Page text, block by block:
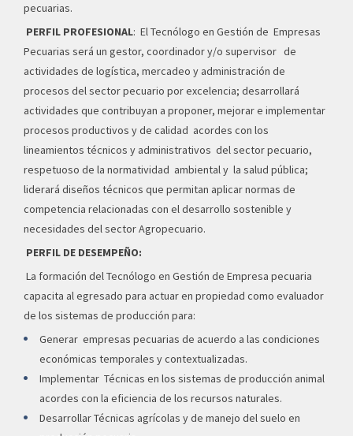
pecuarias.
PERFIL PROFESIONAL: El Tecnólogo en Gestión de Empresas
Pecuarias será un gestor, coordinador y/o supervisor de
actividades de logística, mercadeo y administración de
procesos del sector pecuario por excelencia; desarrollará
actividades que contribuyan a proponer, mejorar e implementar
procesos productivos y de calidad acordes con los
lineamientos técnicos y administrativos del sector pecuario,
respetuoso de la normatividad ambiental y la salud pública;
liderará diseños técnicos que permitan aplicar normas de
competencia relacionadas con el desarrollo sostenible y
necesidades del sector Agropecuario.
PERFIL DE DESEMPEÑO:
La formación del Tecnólogo en Gestión de Empresa pecuaria
capacita al egresado para actuar en propiedad como evaluador
de los sistemas de producción para:
Generar empresas pecuarias de acuerdo a las condiciones
económicas temporales y contextualizadas.
Implementar Técnicas en los sistemas de producción animal
acordes con la eficiencia de los recursos naturales.
Desarrollar Técnicas agrícolas y de manejo del suelo en